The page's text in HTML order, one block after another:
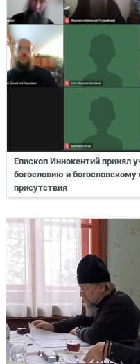
Епископ Иннокентий принял
богословию и
присутствия